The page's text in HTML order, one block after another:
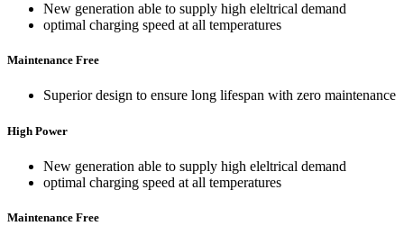
New generation able to supply high eleltrical demand
optimal charging speed at all temperatures
Maintenance Free
Superior design to ensure long lifespan with zero maintenance
High Power
New generation able to supply high eleltrical demand
optimal charging speed at all temperatures
Maintenance Free